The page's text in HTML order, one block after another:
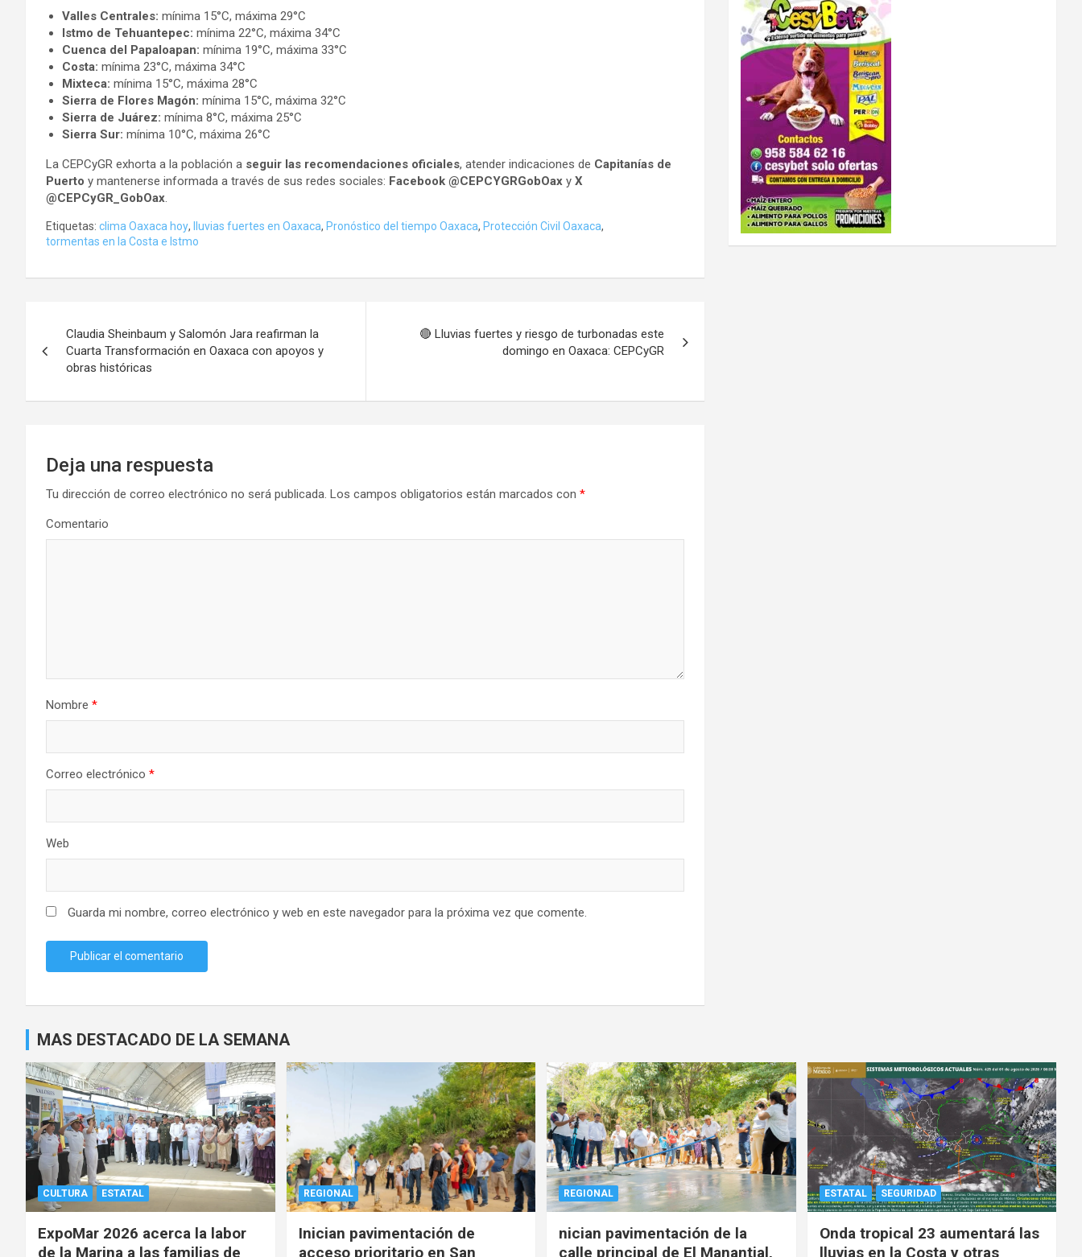
Valles Centrales: mínima 15°C, máxima 29°C
Istmo de Tehuantepec: mínima 22°C, máxima 34°C
Cuenca del Papaloapan: mínima 19°C, máxima 33°C
Costa: mínima 23°C, máxima 34°C
Mixteca: mínima 15°C, máxima 28°C
Sierra de Flores Magón: mínima 15°C, máxima 32°C
Sierra de Juárez: mínima 8°C, máxima 25°C
Sierra Sur: mínima 10°C, máxima 26°C
La CEPCyGR exhorta a la población a seguir las recomendaciones oficiales, atender indicaciones de Capitanías de
Puerto y mantenerse informada a través de sus redes sociales: Facebook @CEPCYGRGobOax y X
@CEPCyGR_GobOax.
Etiquetas: clima Oaxaca hoy, lluvias fuertes en Oaxaca, Pronóstico del tiempo Oaxaca, Protección Civil Oaxaca,
tormentas en la Costa e Istmo
de
Claudia Sheinbaum y Salomón Jara reafirman la
Cuarta Transformación en Oaxaca con apoyos y
obras históricas
🔴 Lluvias fuertes y riesgo de turbonadas este
domingo en Oaxaca: CEPCyGR
Deja una respuesta
Tu dirección de correo electrónico no será publicada. Los campos obligatorios están marcados con *
Comentario
Nombre *
Correo electrónico *
Web
Guarda mi nombre, correo electrónico y web en este navegador para la próxima vez que comente.
MAS DESTACADO DE LA SEMANA
CULTURA ESTATAL
ExpoMar 2026 acerca la labor
de la Marina a las familias de
REGIONAL
Inician pavimentación de
acceso prioritario en San
REGIONAL
nician pavimentación de la
calle principal de El Manantial,
ESTATAL SEGURIDAD
Onda tropical 23 aumentará las
lluvias en la Costa y otras